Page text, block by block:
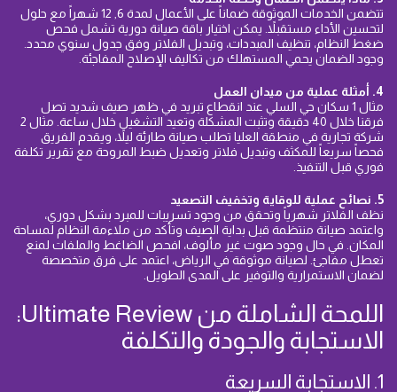
تتضمن الخدمات الموثوقة ضماناً على الأعمال لمدة 6, 12 شهراً مع حلول
لتحسين الأداء مستقبلاً. يمكن اختيار باقة صيانة دورية تشمل فحص
ضغط النظام، تنظيف المبددات، وتبديل الفلاتر وفق جدول سنوي محدد.
وجود الضمان يحمي المستهلك من تكاليف الإصلاح المفاجئة.
4. أمثلة عملية من ميدان العمل
مثال 1 سكان حي السلي عند انقطاع تبريد في ظهر صيف شديد تصل
فرقنا خلال 40 دقيقة وتثبت المشكلة وتعيد التشغيل خلال ساعة. مثال 2
شركة تجارية في منطقة العليا تطلب صيانة طارئة ليلاً، ويقدم الفريق
فحصاً سريعاً للمكثف وتبديل فلاتر وتعديل ضبط المروحة مع تقرير تكلفة
فوري قبل التنفيذ.
5. نصائح عملية للوقاية وتخفيف التصعيد
نظف الفلاتر شهرياً وتحقق من وجود تسريبات للمبرد بشكل دوري،
واعتمد صيانة منتظمة قبل بداية الصيف وتأكد من ملاءمة النظام لمساحة
المكان. في حال وجود صوت غير مألوف، افحص الضاغط والملفات لمنع
تعطل مفاجئ. لصيانة موثوقة في الرياض، اعتمد على فرق متخصصة
لضمان الاستمرارية والتوفير على المدى الطويل.
اللمحة الشاملة من Ultimate Review:
الاستجابة والجودة والتكلفة
1. الاستجابة السريعة